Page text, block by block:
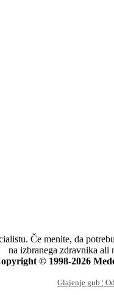
Če menite, da
na izbranega zdravnika ali
© 1998-2026
Glajenje gub ¦